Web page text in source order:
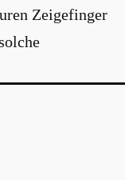
Zeigefinger